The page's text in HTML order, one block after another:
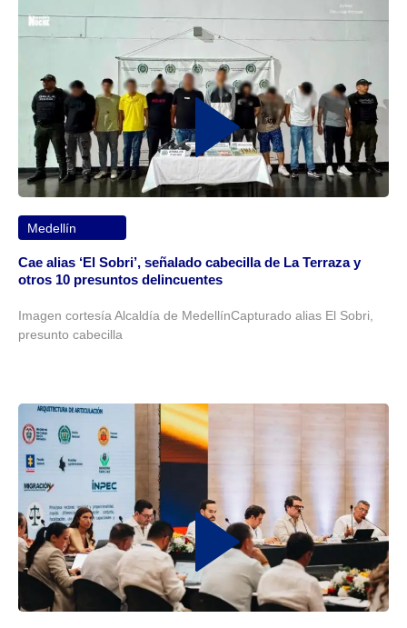
Medellín
Cae alias ‘El Sobri’, señalado cabecilla de La Terraza y
otros 10 presuntos delincuentes
Imagen cortesía Alcaldía de MedellínCapturado alias El Sobri,
presunto cabecilla